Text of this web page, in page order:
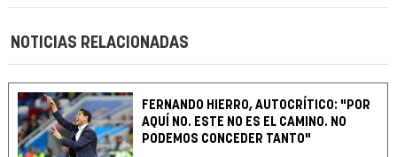
NOTICIAS RELACIONADAS
FERNANDO HIERRO, AUTOCRÍTICO: "POR
AQUÍ NO. ESTE NO ES EL CAMINO. NO
PODEMOS CONCEDER TANTO"